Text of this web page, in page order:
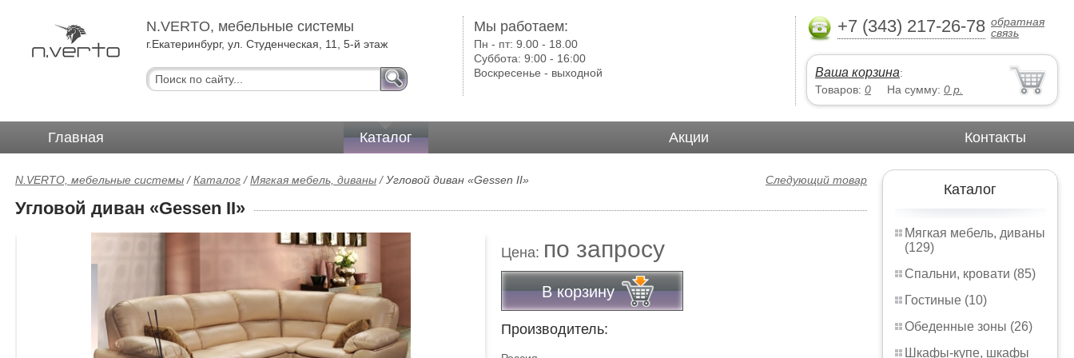
N.VERTO, мебельные системы
г.Екатеринбург, ул. Студенческая, 11, 5-й этаж
Мы работаем:
Пн - пт:9.00 - 18.00
Суббота:9:00 - 16:00
Воскресенье - выходной
+7 (343) 217-26-78 обратная
связь
Ваша корзина:
Товаров: 0 На сумму: 0 р.
Главная Каталог Акции Контакты
Каталог
Мягкая мебель, диваны
(129)
Спальни, кровати (85)
Гостиные (10)
Обеденные зоны (26)
Шкафы-купе, шкафы
Следующий товар
N.VERTO, мебельные системы /Каталог /Мягкая мебель, диваны /Угловой диван «Gessen II»
Угловой диван «Gessen II»
Цена: по запросу
В корзину
Производитель: